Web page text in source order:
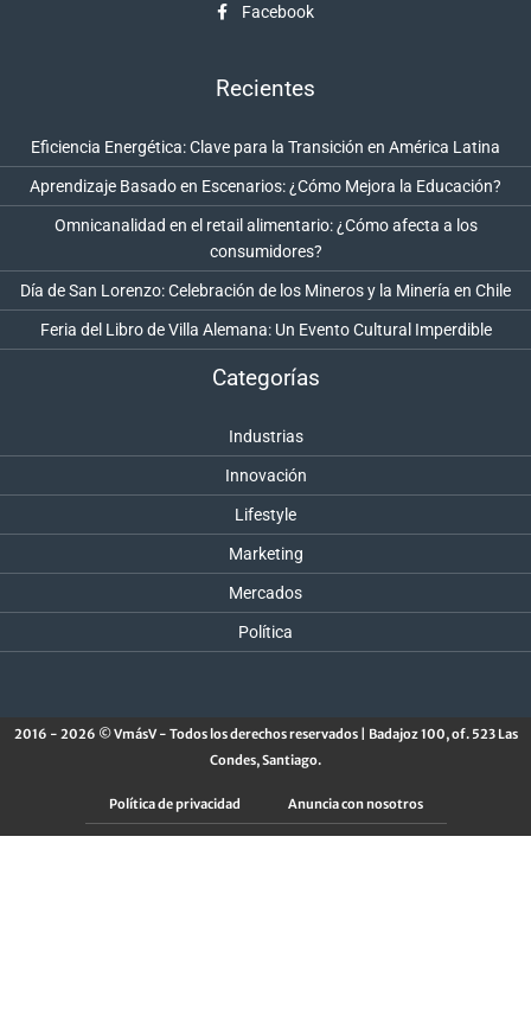
Facebook
Recientes
Eficiencia Energética: Clave para la Transición en América Latina
Aprendizaje Basado en Escenarios: ¿Cómo Mejora la Educación?
Omnicanalidad en el retail alimentario: ¿Cómo afecta a los
consumidores?
Día de San Lorenzo: Celebración de los Mineros y la Minería en Chile
Feria del Libro de Villa Alemana: Un Evento Cultural Imperdible
Categorías
Industrias
Innovación
Lifestyle
Marketing
Mercados
Política
2016 - 2026 © VmásV - Todos los derechos reservados | Badajoz 100, of. 523 Las
Condes, Santiago.
Política de privacidad Anuncia con nosotros